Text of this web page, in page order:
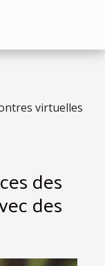
virtuelles
des
des